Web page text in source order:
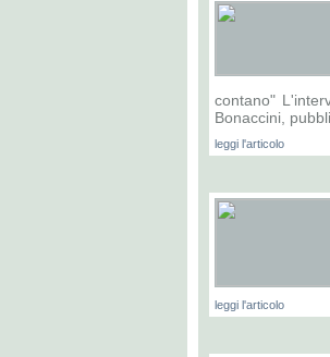
contano"
Bonaccini,
leggi l'articolo
leggi l'articolo